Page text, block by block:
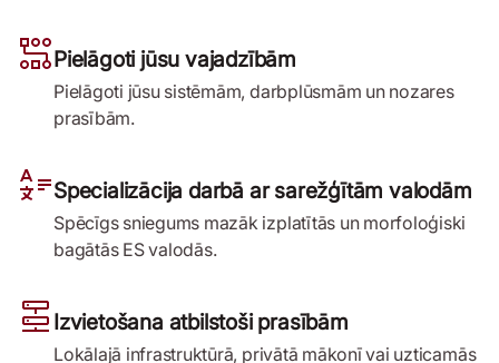
Pielāgoti jūsu vajadzībām
Pielāgoti jūsu sistēmām, darbplūsmām un nozares
prasībām.
Specializācija darbā ar sarežģītām valodām
Spēcīgs sniegums mazāk izplatītās un morfoloģiski
bagātās ES valodās.
Izvietošana atbilstoši prasībām
Lokālajā infrastruktūrā, privātā mākonī vai uzticamās